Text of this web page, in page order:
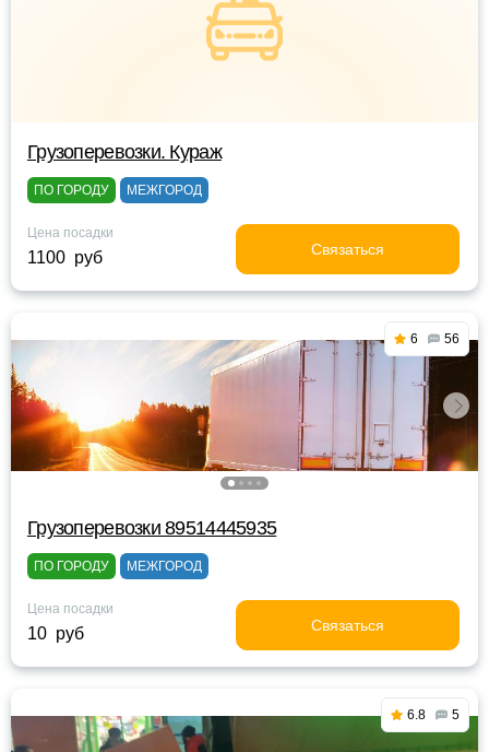
Грузоперевозки. Кураж
ПО ГОРОДУ МЕЖГОРОД
Цена посадки
1100 руб Связаться
6 56
Грузоперевозки 89514445935
ПО ГОРОДУ МЕЖГОРОД
Цена посадки
10 руб Связаться
6.8 5